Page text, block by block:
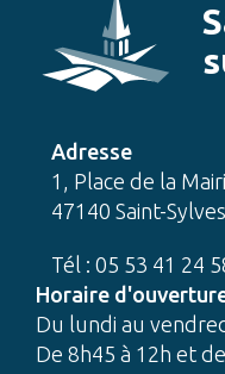
Adresse
1, Place de la
47140 Saint-
Tél : 05 53 41 24
Horaire
Du lundi au
De 8h45 à 12h et